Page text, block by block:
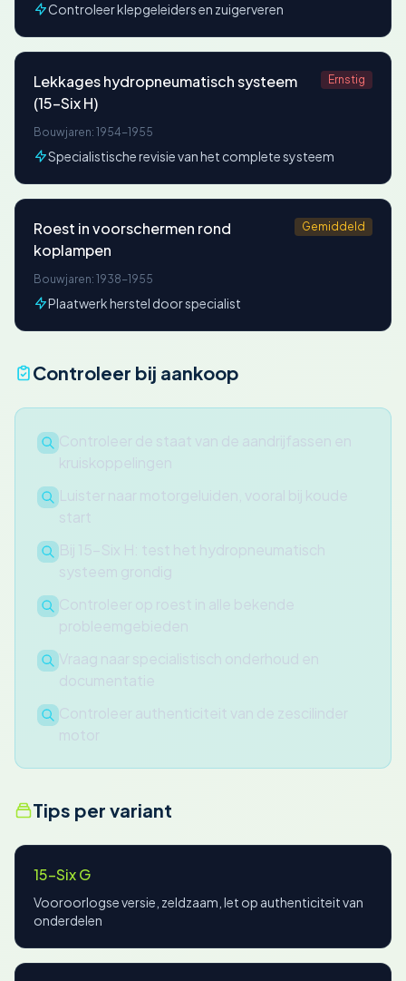
Controleer klepgeleiders en zuigerveren
Lekkages hydropneumatisch systeem
(15-Six H)
Ernstig
Bouwjaren: 1954-1955
Specialistische revisie van het complete systeem
Roest in voorschermen rond
koplampen
Gemiddeld
Bouwjaren: 1938-1955
Plaatwerk herstel door specialist
Controleer bij aankoop
Controleer de staat van de aandrijfassen en
kruiskoppelingen
Luister naar motorgeluiden, vooral bij koude
start
Bij 15-Six H: test het hydropneumatisch
systeem grondig
Controleer op roest in alle bekende
probleemgebieden
Vraag naar specialistisch onderhoud en
documentatie
Controleer authenticiteit van de zescilinder
motor
Tips per variant
15-Six G
Vooroorlogse versie, zeldzaam, let op authenticiteit van
onderdelen